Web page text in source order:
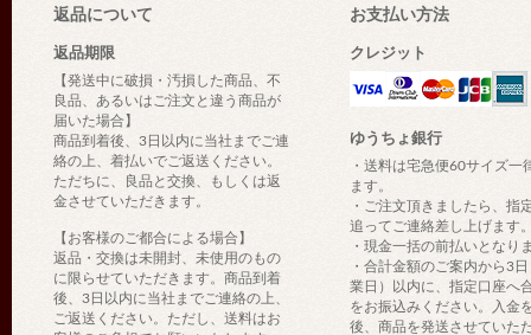
返品について
返品期限
【発送中に破損・汚損した商品、不
良品、あるいはご注文と違う商品が
届いた場合】
商品到着後、3日以内に当社までご連
絡の上、着払いでご返送ください。
ただちに、良品と交換、もしくは返
金させていただきます。
【お客様のご都合による場合】
返品・交換は未開封、未使用のもの
に限らせていただきます。商品到着
後、3日以内に当社までご連絡の上、
ご返送ください。ただし、送料はお
お支払い方法
クレジット
ゆうちょ銀行
・送料は宅急便60サイズ一
ます。
・ご注文頂きましたら、指
追ってご連絡差し上げます
・現金一括の前払いとなり
・合計金額のご案内から3
業日）以内に、指定口座へ
をお振込みください。入金
後、商品を発送させていた